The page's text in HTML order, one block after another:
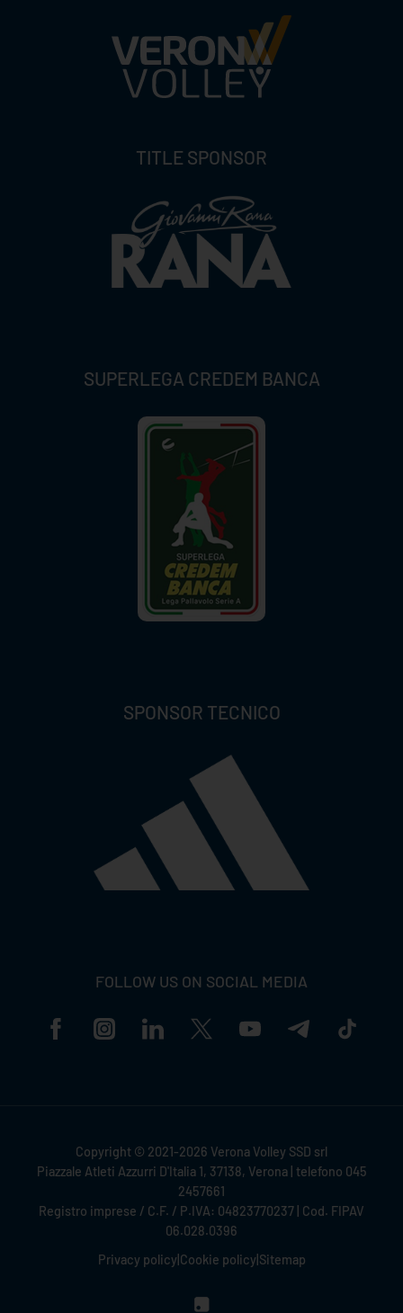
TITLE SPONSOR
SUPERLEGA CREDEM BANCA
SPONSOR TECNICO
FOLLOW US ON SOCIAL MEDIA
Copyright © 2021-2026 Verona Volley SSD srl
Piazzale Atleti Azzurri D'Italia 1, 37138, Verona | telefono 045
2457661
Registro imprese / C.F. / P.IVA: 04823770237 | Cod. FIPAV
06.028.0396
Privacy policy Cookie policy Sitemap